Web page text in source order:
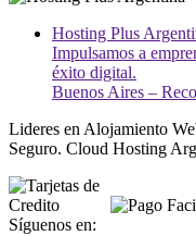
Hosting Plus
Impulsamos a
éxito digital.
Buenos Aires –
Lideres en Alojamiento
Seguro. Cloud Hosting
Síguenos en: